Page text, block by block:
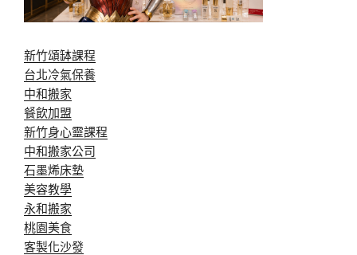
新竹頌缽課程
台北冷氣保養
中和搬家
餐飲加盟
新竹身心靈課程
中和搬家公司
石墨烯床墊
美容教學
永和搬家
桃園美食
客製化沙發